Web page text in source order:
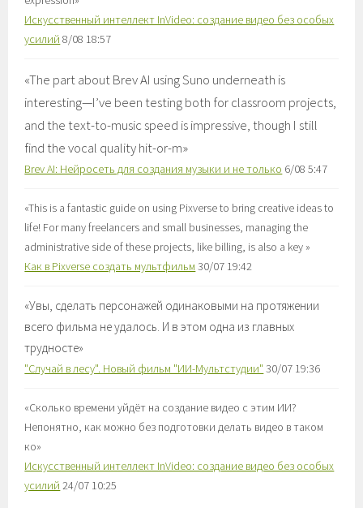
Искусственный интеллект InVideo: создание видео без особых
усилий 8/08 18:57
«The part about Brev AI using Suno underneath is
interesting—I’ve been testing both for classroom projects,
and the text-to-music speed is impressive, though I still
find the vocal quality hit-or-m»
Brev AI: Нейросеть для создания музыки и не только 6/08 5:47
«This is a fantastic guide on using Pixverse to bring creative ideas to
life! For many freelancers and small businesses, managing the
administrative side of these projects, like billing, is also a key »
Как в Pixverse создать мультфильм 30/07 19:42
«Увы, сделать персонажей одинаковыми на протяжении
всего фильма не удалось. И в этом одна из главных
трудносте»
"Случай в лесу". Новый фильм "ИИ-Мультстудии" 30/07 19:36
«Сколько времени уйдёт на создание видео с этим ИИ?
Непонятно, как можно без подготовки делать видео в таком
ко»
Искусственный интеллект InVideo: создание видео без особых
усилий 24/07 10:25